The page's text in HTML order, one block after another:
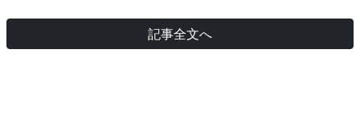
記事全文へ